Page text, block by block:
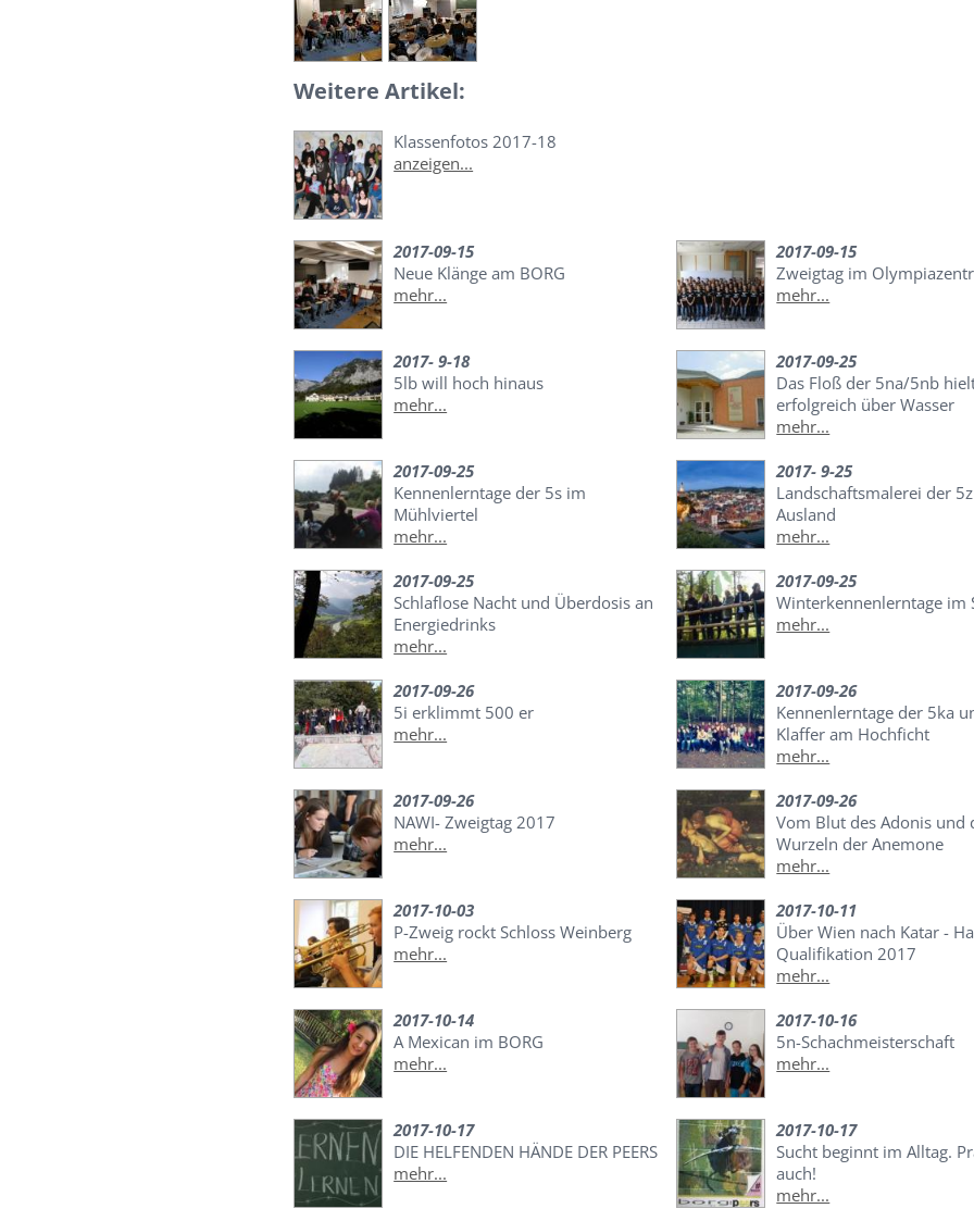
Weitere Artikel:
Klassenfotos 2017-18
anzeigen...
2017-09-15
Neue Klänge am BORG
mehr...
2017-09-15
Zweigtag im
mehr...
2017- 9-18
5lb will hoch hinaus
mehr...
2017-09-25
Das Floß der 5na/5nb
erfolgreich über Wasser
mehr...
2017-09-25
Kennenlerntage der 5s im
Mühlviertel
mehr...
2017- 9-25
Landschaftsmalerei der
Ausland
mehr...
2017-09-25
Schlaflose Nacht und Überdosis an
Energiedrinks
mehr...
2017-09-25
Winterkennenlerntage im
mehr...
2017-09-26
5i erklimmt 500 er
mehr...
2017-09-26
Kennenlerntage der 5ka
Klaffer am Hochficht
mehr...
2017-09-26
NAWI- Zweigtag 2017
mehr...
2017-09-26
Vom Blut des Adonis und
Wurzeln der Anemone
mehr...
2017-10-03
P-Zweig rockt Schloss Weinberg
mehr...
2017-10-11
Über Wien nach Katar -
Qualifikation 2017
mehr...
2017-10-14
A Mexican im BORG
mehr...
2017-10-16
5n-Schachmeisterschaft
mehr...
2017-10-17
DIE HELFENDEN HÄNDE DER PEERS
mehr...
2017-10-17
Sucht beginnt im Alltag.
auch!
mehr...